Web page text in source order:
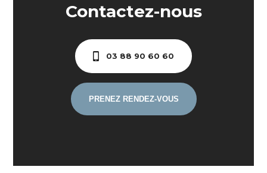
Contactez-nous
03 88 90 60 60
PRENEZ RENDEZ-VOUS